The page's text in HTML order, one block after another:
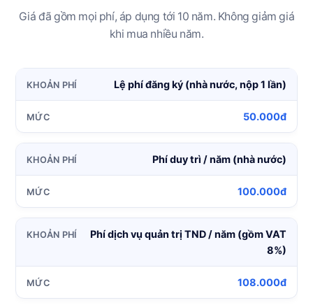
Giá đã gồm mọi phí, áp dụng tới 10 năm. Không giảm giá
khi mua nhiều năm.
Lệ phí đăng ký (nhà nước, nộp 1 lần)
50.000đ
Phí duy trì / năm (nhà nước)
100.000đ
Phí dịch vụ quản trị TND / năm (gồm VAT
8%)
108.000đ